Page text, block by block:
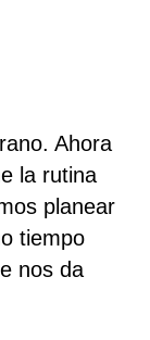
Ahora
la rutina
planear
tiempo
nos da